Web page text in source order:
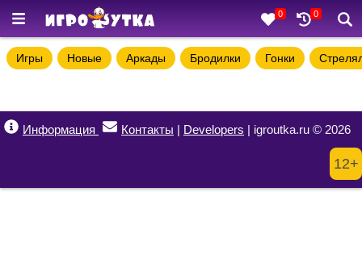
0 0
Игры Новые Аркады Бродилки Гонки
Информация Контакты | Developers | igroutka.ru © 2026
12+